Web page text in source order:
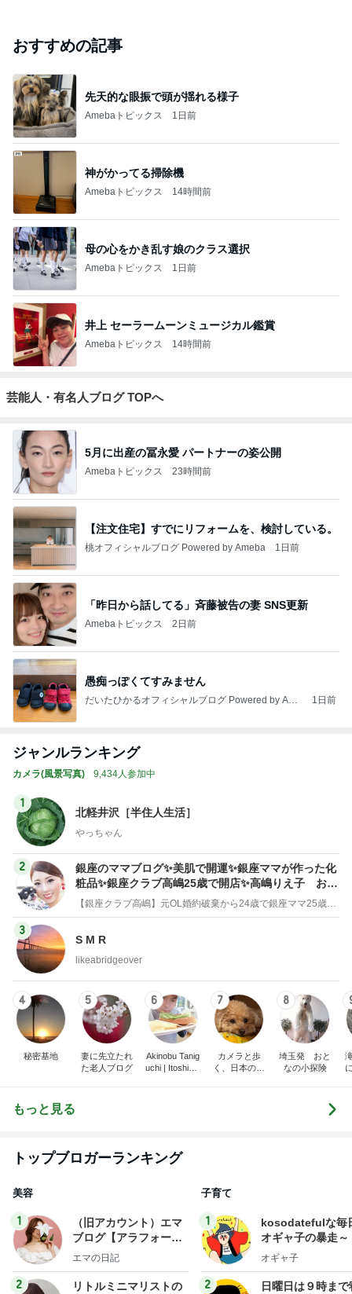
おすすめの記事
先天的な眼振で頭が揺れる様子
Amebaトピックス 1日前
神がかってる掃除機
Amebaトピックス 14時間前
母の心をかき乱す娘のクラス選択
Amebaトピックス 1日前
井上 セーラームーンミュージカル鑑賞
Amebaトピックス 14時間前
芸能人・有名人ブログ TOPへ
5月に出産の冨永愛 パートナーの姿公開
Amebaトピックス 23時間前
【注文住宅】すでにリフォームを、検討している。
桃オフィシャルブログ Powered by Ameba 1日前
「昨日から話してる」斉藤被告の妻 SNS更新
Amebaトピックス 2日前
愚痴っぽくてすみません
だいたひかるオフィシャルブログ Powered by Ame
1日前
ジャンルランキング
カメラ(風景写真) 9,434人参加中
1
北軽井沢［半住人生活］
やっちゃん
2
銀座のママブログ✨美肌で開運✨銀座ママが作った化
粧品✨銀座クラブ高嶋25歳で開店✨高嶋りえ子 お着
物でエルメス バーキン コーデ
【銀座クラブ高嶋】元OL婚約破棄から24歳で銀座ママ25歳でオーナーママ銀座 美肌で開運♡パワースポット巡り高嶋りえ子ブログ
3
S M R
likeabridgeover
4
秘密基地
5
妻に先立たれ
た老人ブログ
6
Akinobu Tanig
uchi | Itoshima
7
カメラと歩
く、日本の風
8
埼玉発 おと
なの小探険
もっと見る
トップブロガーランキング
美容
1
（旧アカウント）エマ
ブログ【アラフォー会
社売却セカンドライ
エマの日記
2
リトルミニマリストの
子育て
1
kosodatefulな毎
オギャ子の暴走～
オギャ子
2
日曜日は９時まで